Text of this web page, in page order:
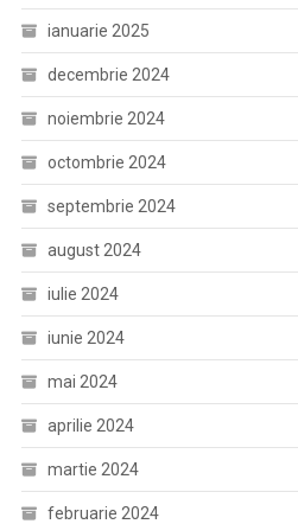
ianuarie 2025
decembrie 2024
noiembrie 2024
octombrie 2024
septembrie 2024
august 2024
iulie 2024
iunie 2024
mai 2024
aprilie 2024
martie 2024
februarie 2024